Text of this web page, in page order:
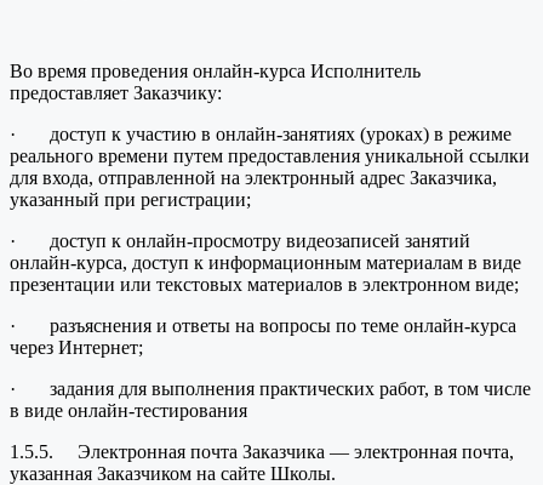
Во время проведения онлайн-курса Исполнитель
предоставляет Заказчику:
· доступ к участию в онлайн-занятиях (уроках) в режиме
реального времени путем предоставления уникальной ссылки
для входа, отправленной на электронный адрес Заказчика,
указанный при регистрации;
· доступ к онлайн-просмотру видеозаписей занятий
онлайн-курса, доступ к информационным материалам в виде
презентации или текстовых материалов в электронном виде;
· разъяснения и ответы на вопросы по теме онлайн-курса
через Интернет;
· задания для выполнения практических работ, в том числе
в виде онлайн-тестирования
1.5.5. Электронная почта Заказчика — электронная почта,
указанная Заказчиком на сайте Школы.